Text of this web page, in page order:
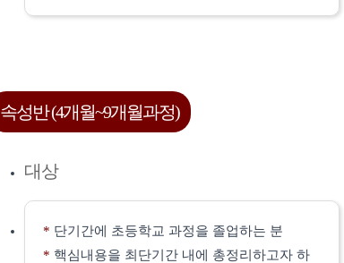
속성반 (4개월~9개월과정)
대상
* 단기간에 초등학교 과정을 졸업하는 분
* 핵심내용을 최단기간 내에 총정리하고자 하